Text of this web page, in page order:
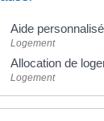
Aide
Logement
Allocation de
Logement